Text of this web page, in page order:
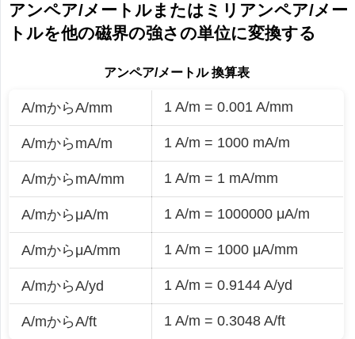
アンペア/メートルまたはミリアンペア/メー
トルを他の磁界の強さの単位に変換する
アンペア/メートル 換算表
A/mからA/mm 1 A/m = 0.001 A/mm
A/mからmA/m 1 A/m = 1000 mA/m
A/mからmA/mm 1 A/m = 1 mA/mm
A/mからμA/m 1 A/m = 1000000 μA/m
A/mからμA/mm 1 A/m = 1000 μA/mm
A/mからA/yd 1 A/m = 0.9144 A/yd
A/mからA/ft 1 A/m = 0.3048 A/ft